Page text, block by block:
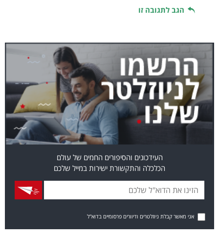
הגב לתגובה זו
העידכונים והסיפורים החמים של עולם
הכלכלה והתקשורת ישירות במייל שלכם
אני מאשר קבלת ניוזלטרים ודיוורים פרסומיים בדוא"ל